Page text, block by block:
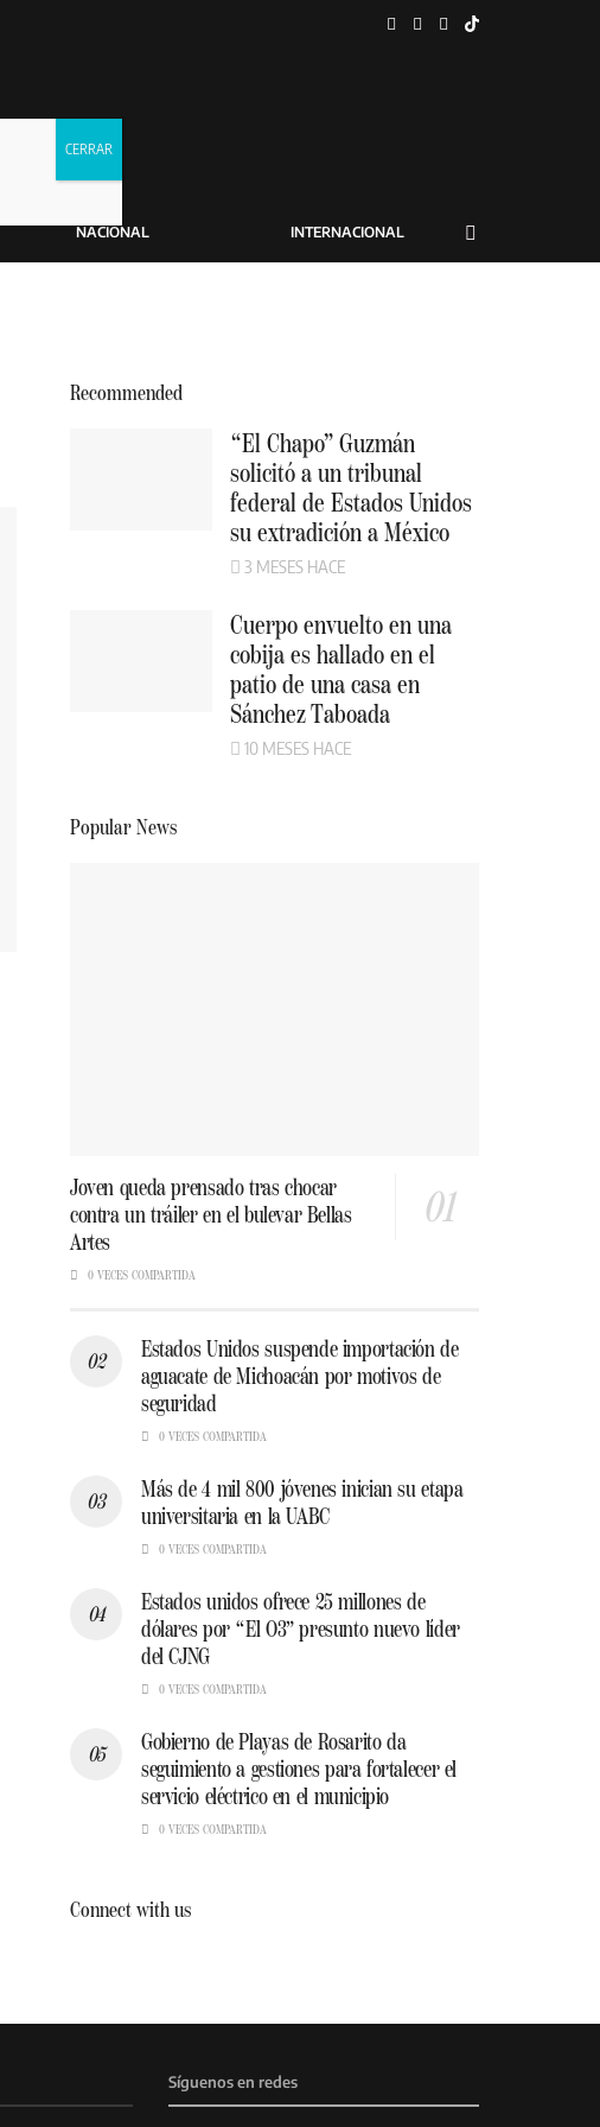
NACIONAL INTERNACIONAL
Recommended
“El Chapo” Guzmán
solicitó a un tribunal
federal de Estados Unidos
su extradición a México
3 MESES HACE
Cuerpo envuelto en una
cobija es hallado en el
patio de una casa en
Sánchez Taboada
10 MESES HACE
Popular News
Joven queda prensado tras chocar
contra un tráiler en el bulevar Bellas
Artes
0 VECES COMPARTIDA
Estados Unidos suspende importación de
aguacate de Michoacán por motivos de
seguridad
0 VECES COMPARTIDA
Más de 4 mil 800 jóvenes inician su etapa
universitaria en la UABC
0 VECES COMPARTIDA
Estados unidos ofrece 25 millones de
dólares por “El O3” presunto nuevo líder
del CJNG
0 VECES COMPARTIDA
Gobierno de Playas de Rosarito da
seguimiento a gestiones para fortalecer el
servicio eléctrico en el municipio
0 VECES COMPARTIDA
Connect with us
Síguenos en redes